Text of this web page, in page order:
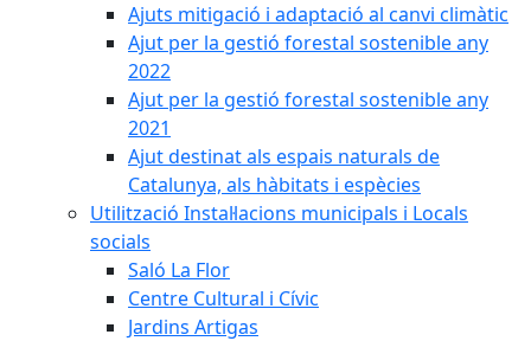
Ajuts mitigació i adaptació al canvi climàtic
Ajut per la gestió forestal sostenible any
2022
Ajut per la gestió forestal sostenible any
2021
Ajut destinat als espais naturals de
Catalunya, als hàbitats i espècies
Utilització Instal·lacions municipals i Locals
socials
Saló La Flor
Centre Cultural i Cívic
Jardins Artigas